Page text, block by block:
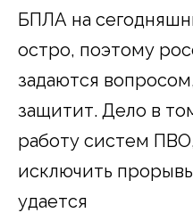
БПЛА на
остро, поэтому
задаются
защитит. Дело в
работу систем
исключить
удается